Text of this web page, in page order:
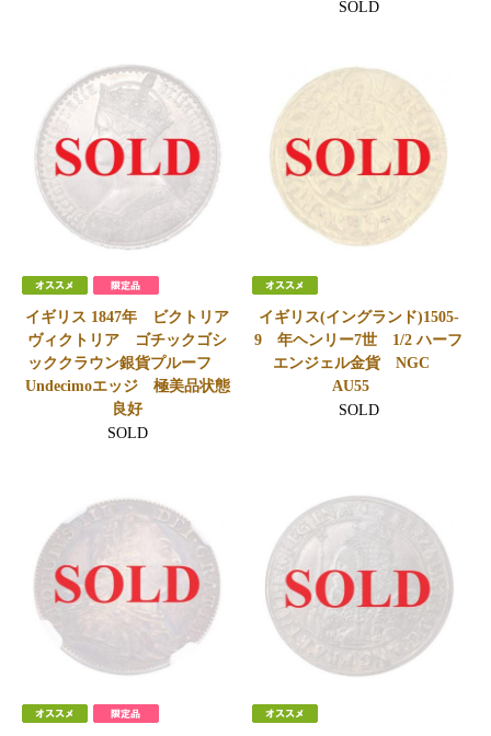
SOLD
イギリス 1847年 ビクトリア
ヴィクトリア ゴチックゴシ
ッククラウン銀貨プルーフ
Undecimoエッジ 極美品状態
良好
SOLD
イギリス(イングランド)1505-
9 年ヘンリー7世 1/2 ハーフ
エンジェル金貨 NGC
AU55
SOLD